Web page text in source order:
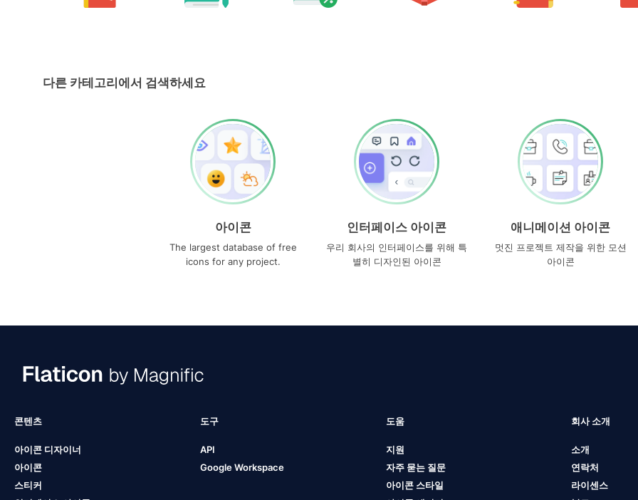
다른 카테고리에서 검색하세요
아이콘
The largest database of free
icons for any project.
인터페이스 아이콘
우리 회사의 인터페이스를 위해 특
별히 디자인된 아이콘
애니메이션 아이콘
멋진 프로젝트 제작을 위한 모션
아이콘
콘텐츠
아이콘 디자이너
아이콘
스티커
도구
API
Google Workspace
도움
지원
자주 묻는 질문
아이콘 스타일
회사 소개
소개
연락처
라이센스